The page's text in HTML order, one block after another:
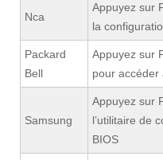
Nca
Appuyez sur
la
Packard
Bell
Appuyez sur
pour accéder
Samsung
Appuyez sur
l’utilitaire de
BIOS